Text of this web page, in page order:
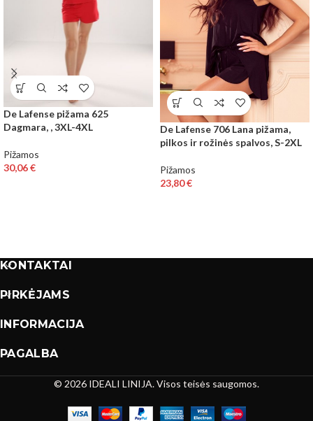
De Lafense pižama 625
Dagmara, , 3XL-4XL
Pižamos
30,06€
De Lafense 706 Lana pižama,
pilkos ir rožinės spalvos, S-2XL
Pižamos
23,80€
KONTAKTAI
PIRKĖJAMS
INFORMACIJA
PAGALBA
© 2026 IDEALI LINIJA. Visos teisės saugomos.